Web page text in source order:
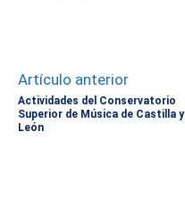
Artículo anterior
Actividades del Conservatorio
Superior de Música de Castilla y
León